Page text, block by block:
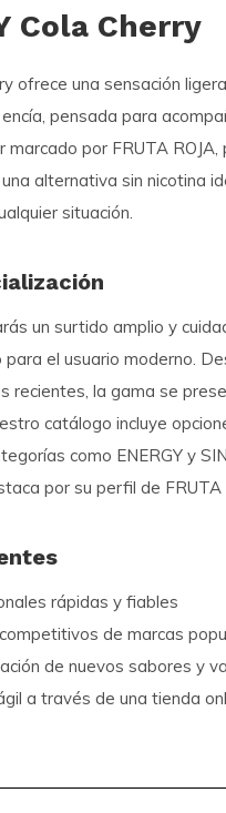
Cola Cherry
ofrece una sensación
pensada para
marcado por FRUTA
alternativa sin nicotina
situación.
un surtido amplio y
para el usuario moderno.
recientes, la gama se
catálogo incluye
como ENERGY y
por su perfil de
rápidas y fiables
de marcas
de nuevos sabores y
a través de una tienda
mantener stock actual,